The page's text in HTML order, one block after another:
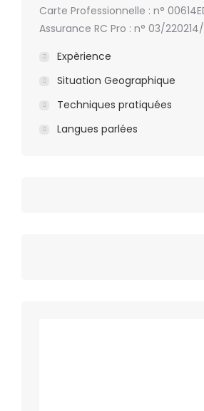
Carte Professionnelle : n°
Assurance RC Pro : n° 03/
Expèrience
Situation Geographique
Techniques pratiquées
Langues parlées